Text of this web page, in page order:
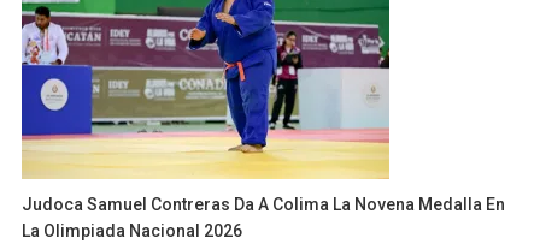
Judoca Samuel Contreras Da A Colima La Novena Medalla En
La Olimpiada Nacional 2026